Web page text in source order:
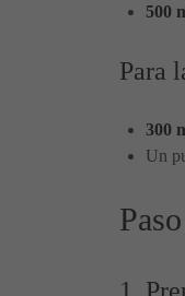
500
Para
300
Un